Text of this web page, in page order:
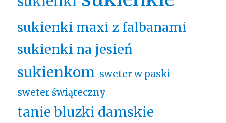
sukienki maxi z falbanami
sukienki na jesień
sukienkom sweter w paski
sweter świąteczny
tanie bluzki damskie